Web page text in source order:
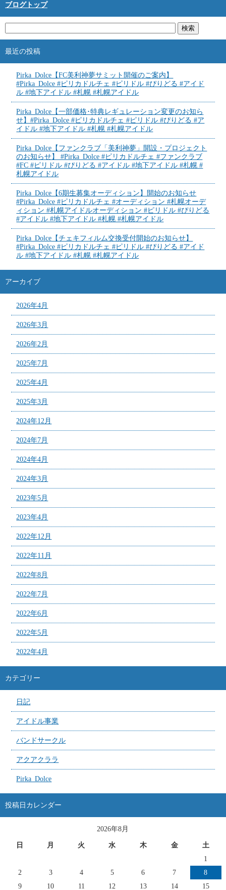
ブログトップ
最近の投稿
Pirka_Dolce【FC美利神夢サミット開催のご案内】
#Pirka_Dolce #ピリカドルチェ #ピリドル #ぴりどる #アイド
ル #地下アイドル #札幌 #札幌アイドル
Pirka_Dolce【一部価格･特典レギュレーション変更のお知ら
せ】#Pirka_Dolce #ピリカドルチェ #ピリドル #ぴりどる #ア
イドル #地下アイドル #札幌 #札幌アイドル
Pirka_Dolce【ファンクラブ「美利神夢」開設・プロジェクト
のお知らせ】 #Pirka_Dolce #ピリカドルチェ #ファンクラブ
#FC #ピリドル #ぴりどる #アイドル #地下アイドル #札幌 #
札幌アイドル
Pirka_Dolce【6期生募集オーディション】開始のお知らせ
#Pirka_Dolce #ピリカドルチェ #オーディション #札幌オーデ
ィション #札幌アイドルオーディション #ピリドル #ぴりどる
#アイドル #地下アイドル #札幌 #札幌アイドル
Pirka_Dolce【チェキフィルム交換受付開始のお知らせ】
#Pirka_Dolce #ピリカドルチェ #ピリドル #ぴりどる #アイド
ル #地下アイドル #札幌 #札幌アイドル
アーカイブ
2026年4月
2026年3月
2026年2月
2025年7月
2025年4月
2025年3月
2024年12月
2024年7月
2024年4月
2024年3月
2023年5月
2023年4月
2022年12月
2022年11月
2022年8月
2022年7月
2022年6月
2022年5月
2022年4月
カテゴリー
日記
アイドル事業
バンドサークル
アクアクララ
Pirka_Dolce
投稿日カレンダー
2026年8月
日 月 火 水 木 金
土
1
2
3 4 5 6 7
8
9
10 11 12 13 14 15